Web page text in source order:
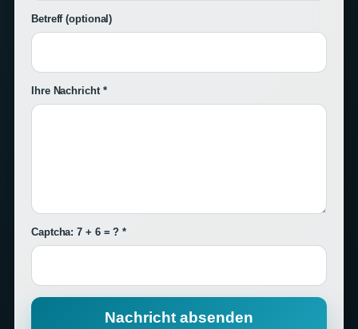
Betreff(optional)
Ihre Nachricht *
Captcha: 7 + 6 = ? *
Nachricht absenden